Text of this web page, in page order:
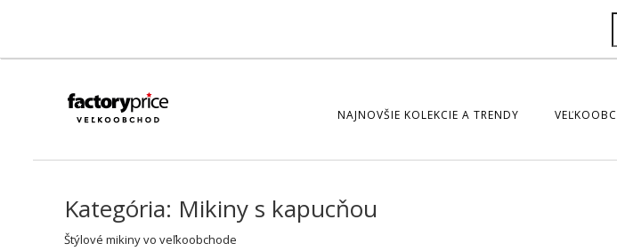
NAJNOVŠIE KOLEKCIE A TRENDY
Kategória: Mikiny s kapucňou
Štýlové mikinyvo veľkoobchode